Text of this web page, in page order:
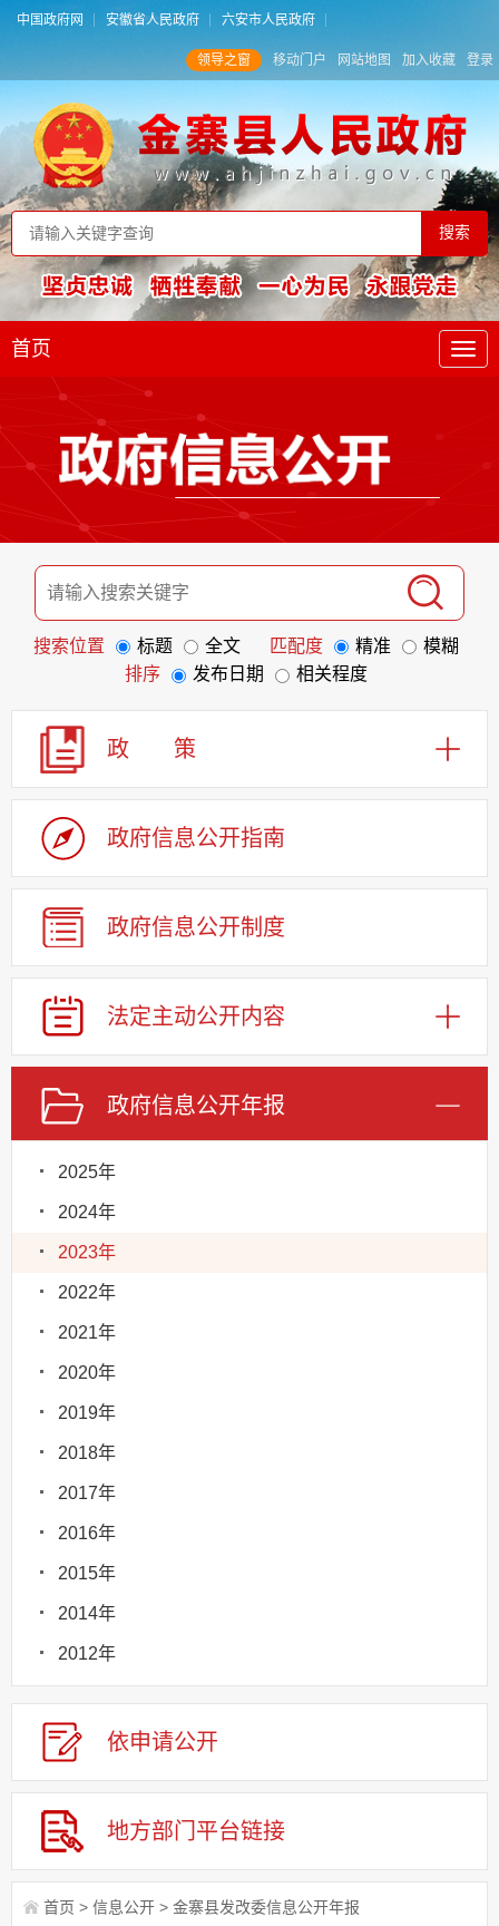
中国政府网 安徽省人民政府 六安市人民政府
领导之窗 移动门户 网站地图 加入收藏 登录
首页
搜索位置 标题 全文 匹配度 精准
模糊
排序
发布日期 相关程度
政 策
政府信息公开指南
政府信息公开制度
法定主动公开内容
政府信息公开年报
2025年
2024年
2023年
2022年
2021年
2020年
2019年
2018年
2017年
2016年
2015年
2014年
2012年
依申请公开
地方部门 平台链接
首页 > 信息公开 > 金寨县发改委信息公开年报